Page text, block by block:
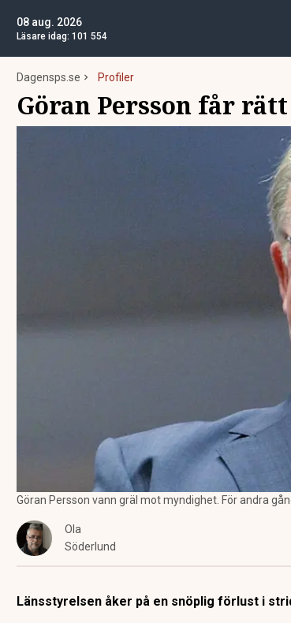
08 aug. 2026
Läsare idag: 101 554
Dagensps.se Profiler
Göran Persson får
Göran Persson vann gräl mot myndighet. För andra
Ola
Söderlund
Länsstyrelsen åker på en snöplig förlust i